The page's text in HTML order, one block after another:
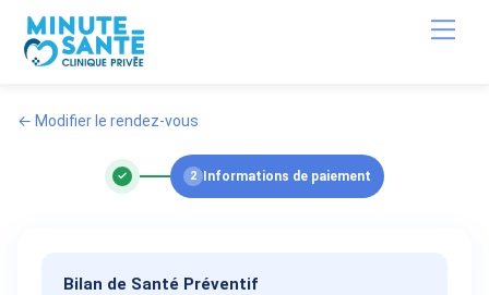
Skip
content
← Modifier le rendez-vous
✓ 2 Informations de paiement
Bilan de Santé Préventif